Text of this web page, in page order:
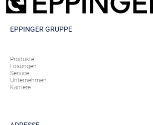
EPPINGER GRUPPE
Produkte
Lösungen
Service
Unternehmen
Karriere